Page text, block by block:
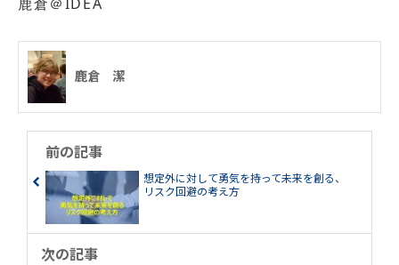
鹿倉＠IDEA
鹿倉 潔
前の記事
想定外に対して勇気を持って未来を創る、
リスク回避の考え方
次の記事